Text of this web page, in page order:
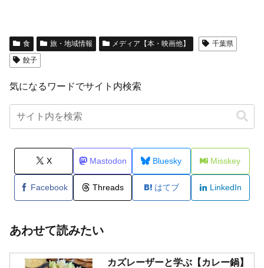
食 旅・地域情報 メディア【本・映画他】
千葉県
餃子
気になるワードでサイト内検索
X Mastodon Bluesky Misskey
Facebook Threads はてブ LinkedIn
あわせて読みたい
カズレーザーと学ぶ【カレー鍋】